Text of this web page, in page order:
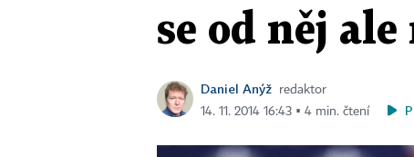
se od něj ale
Daniel Anýž
redaktor
14. 11. 2014 16:43 ▪ 4 min. čtení